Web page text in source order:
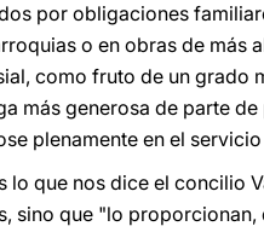
por obligaciones
o en obras de más
como fruto de un grado
más generosa de parte
plenamente en el
lo que nos dice el concilio
sino que "lo